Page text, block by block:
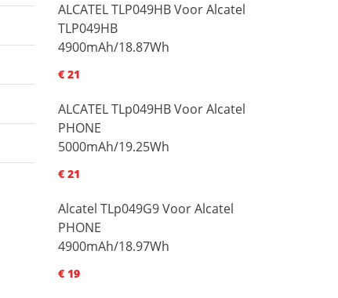
ALCATEL TLP049HB Voor Alcatel
TLP049HB
4900mAh/18.87Wh
€ 21
ALCATEL TLp049HB Voor Alcatel
PHONE
5000mAh/19.25Wh
€ 21
Alcatel TLp049G9 Voor Alcatel
PHONE
4900mAh/18.97Wh
€ 19